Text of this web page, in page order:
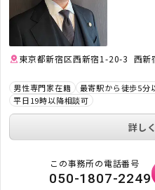
東京都新宿区西新宿1-20-3 西新
男性専門家在籍 最寄駅から徒歩5分
平日19時以降相談可
詳し
この事務所の電話番号
050-1807-2249